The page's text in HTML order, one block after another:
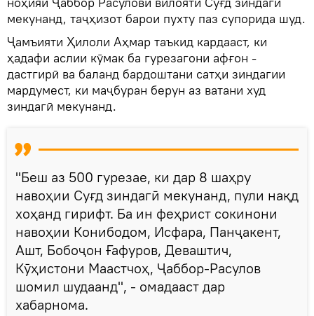
мекунанд, таҷҳизот барои пухту паз супорида шуд.
Ҷамъияти Ҳилоли Аҳмар таъкид кардааст, ки
ҳадафи аслии кӯмак ба гурезагони афғон -
дастгирӣ ва баланд бардоштани сатҳи зиндагии
мардумест, ки маҷбуран берун аз ватани худ
зиндагӣ мекунанд.
"Беш аз 500 гурезае, ки дар 8 шаҳру
навоҳии Суғд зиндагӣ мекунанд, пули нақд
хоҳанд гирифт. Ба ин феҳрист сокинони
навоҳии Конибодом, Исфара, Панҷакент,
Ашт, Бобоҷон Ғафуров, Деваштич,
Кӯҳистони Маастчоҳ, Ҷаббор-Расулов ​​
шомил шудаанд", - омадааст дар
хабарнома.